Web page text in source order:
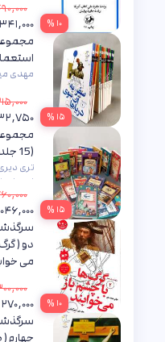
۱۰ %
۱۵ %
مهدی
۱۵ %
(15 جلدی)
تری
۱۰ %
دو (
می
۲۷۰,۰۰۰
چهارم